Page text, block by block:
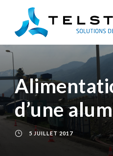
d’une
5 JUILLET 2017